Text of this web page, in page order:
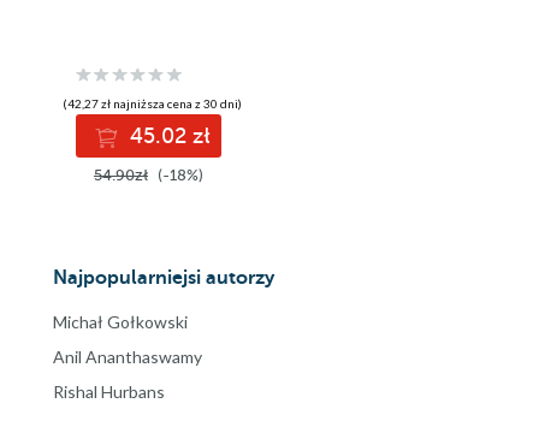
(42,27 zł najniższa cena z 30 dni)
45.02 zł
54.90zł (-18%)
Najpopularniejsi autorzy
Michał Gołkowski
Anil Ananthaswamy
Rishal Hurbans